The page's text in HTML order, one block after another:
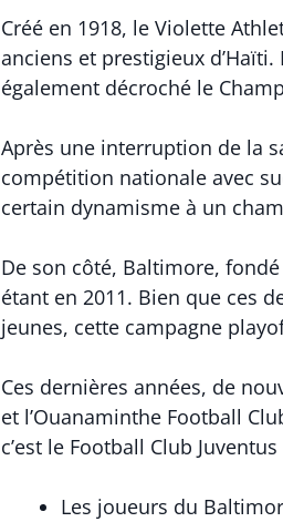
Créé en 1918, le Violette
anciens et prestigieux
également décroché le
Après une interruption de la
compétition nationale avec
certain dynamisme à un
De son côté, Baltimore,
étant en 2011. Bien que ces
jeunes, cette campagne
Ces dernières années, de
et l’Ouanaminthe Football
c’est le Football Club
Les joueurs du